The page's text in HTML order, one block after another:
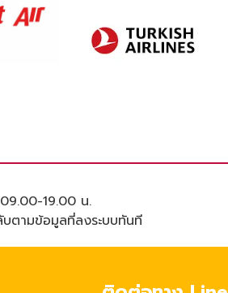
09.00-19.00 น.
บตามข้อมูลที่ลงระบบทันที